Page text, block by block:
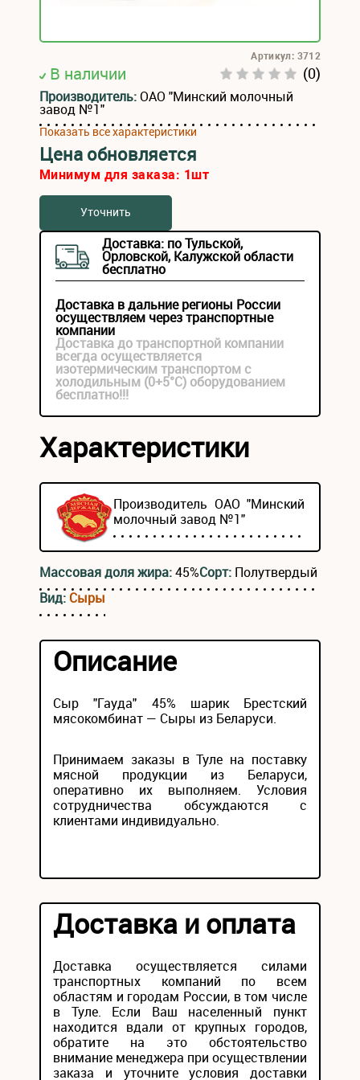
В наличии (0)
Артикул: 3712
Производитель:ОАО "Минский молочный
завод №1"
Показать все характеристики
Цена обновляется
Минимум для заказа: 1шт
Уточнить
Доставка: по Тульской,
Орловской, Калужской области
бесплатно
Доставка в дальние регионы России
осуществляем через транспортные
компании
Доставка до транспортной компании
всегда осуществляется
изотермическим транспортом с
холодильным (0+5°С) оборудованием
бесплатно!!!
Характеристики
Производитель ОАО "Минский
молочный завод №1"
Массовая доля жира:45%Сорт: Полутвердый
Вид: Сыры
Описание
Сыр "Гауда" 45% шарик Брестский
мясокомбинат — Сыры из Беларуси.
Принимаем заказы в Туле на поставку
мясной продукции из Беларуси,
оперативно их выполняем. Условия
сотрудничества обсуждаются с
клиентами индивидуально.
Доставка и оплата
Доставка осуществляется силами
транспортных компаний по всем
областям и городам России, в том числе
в Туле. Если Ваш населенный пункт
находится вдали от крупных городов,
обратите на это обстоятельство
внимание менеджера при осуществлении
заказа и уточните условия доставки